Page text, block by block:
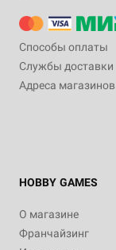
Дополнение 3-4
Новинка Дополнение
60-120
10+
Способы оплаты
Службы доставки
Адреса магазинов
HOBBY GAMES
О магазине
Франчайзинг